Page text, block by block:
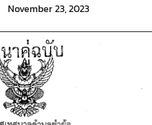
November 23, 2023